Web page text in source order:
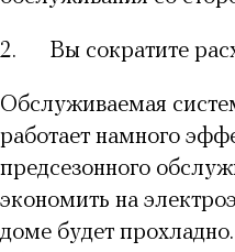
2. Вы сократите
Обслуживаемая
работает намного
предсезонного
экономить на
доме будет прохладно.